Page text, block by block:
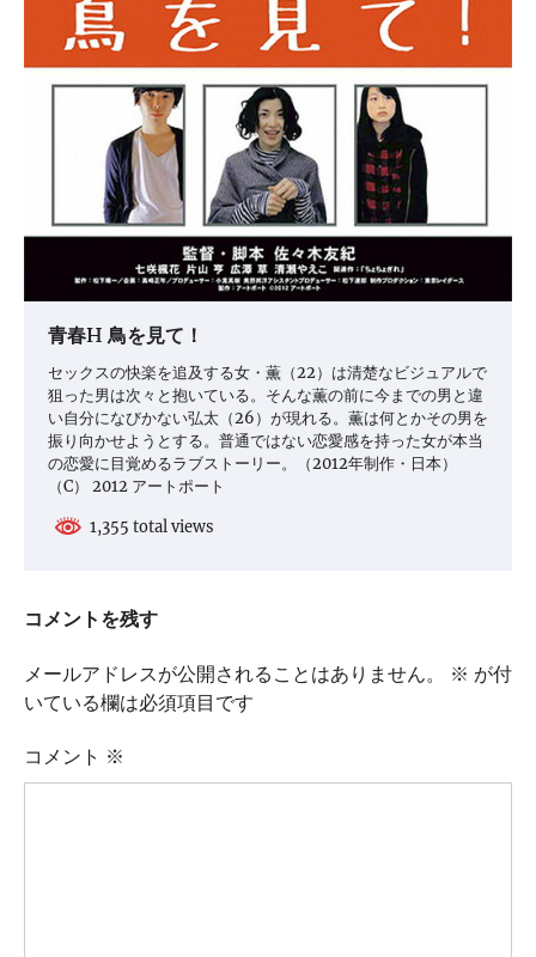
青春H 鳥を見て！
セックスの快楽を追及する女・薫（22）は清楚なビジュアルで
狙った男は次々と抱いている。そんな薫の前に今までの男と違
い自分になびかない弘太（26）が現れる。薫は何とかその男を
振り向かせようとする。普通ではない恋愛感を持った女が本当
の恋愛に目覚めるラブストーリー。（2012年制作・日本）
（C） 2012 アートポート
1,355 total views
コメントを残す
メールアドレスが公開されることはありません。 ※ が付
いている欄は必須項目です
コメント ※